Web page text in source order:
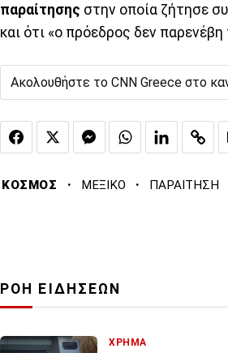
παραίτησης στην οποία ζήτησε
και ότι «ο πρόεδρος δεν παρενέβη
Ακολουθήστε το CNN Greece στο
ΚΟΣΜΟΣ · ΜΕΞΙΚΟ · ΠΑΡΑΙΤΗΣΗ
ΡΟΗ ΕΙΔΗΣΕΩΝ
ΧΡΗΜΑ